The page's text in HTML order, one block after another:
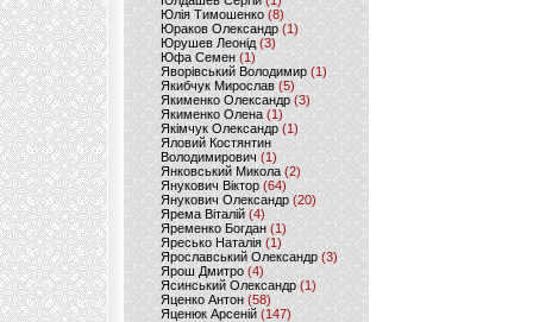
Юлія Тимошенко (8)
Юраков Олександр (1)
Юрушев Леонід (3)
Юфа Семен (1)
Яворівський Володимир (1)
Якибчук Мирослав (5)
Якименко Олександр (3)
Якименко Олена(1)
Якімчук Олександр (1)
Яловий Костянтин
Володимирович (1)
Янковський Микола(2)
Янукович Віктор (64)
Янукович Олександр(20)
Ярема Віталій(4)
Яременко Богдан(1)
Яресько Наталія(1)
Ярославський Олександр (3)
Ярош Дмитро (4)
Ясинський Олександр (1)
Яценко Антон(58)
Яценюк Арсеній (147)